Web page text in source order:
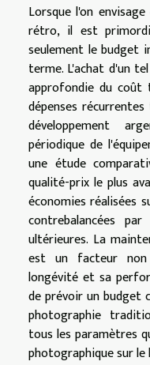
Lorsque l'on
rétro, il est
seulement le budget
terme. L'achat d'un
approfondie du coût
dépenses
développement
périodique de
une étude
qualité-prix le plus
économies réalisées
contrebalancées
ultérieures. La
est un facteur non
longévité et sa
de prévoir un budget
photographie
tous les paramètres
photographique sur